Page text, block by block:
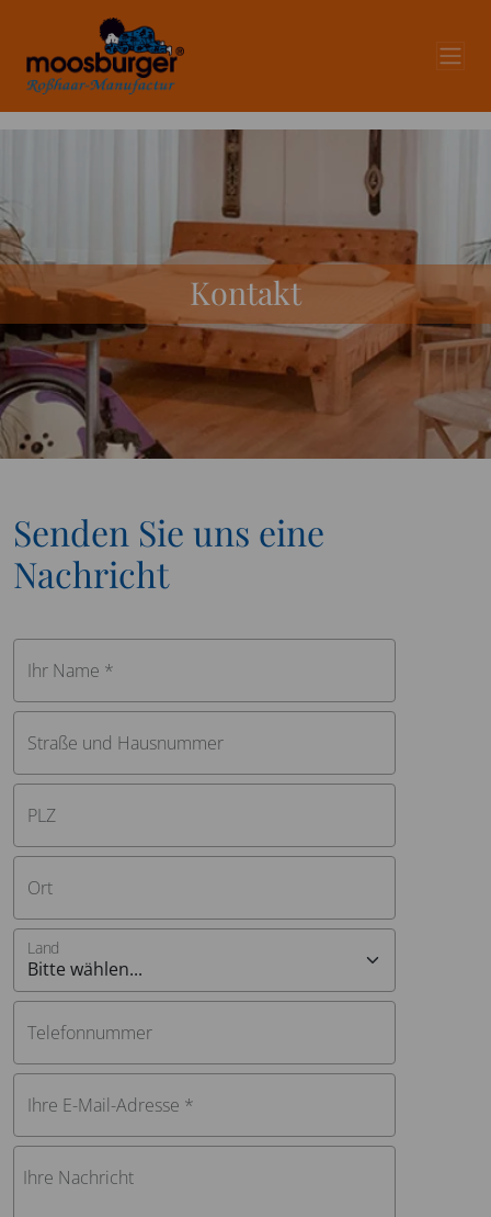
Kontakt
Senden Sie uns eine
Nachricht
Ihr Name *
Straße und Hausnummer
PLZ
Ort
Land
Telefonnummer
Ihre E-Mail-Adresse *
Ihre Nachricht